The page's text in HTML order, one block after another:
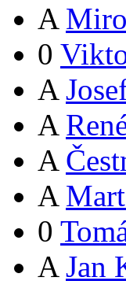
A
0
A
A
A
A
0
A Jan